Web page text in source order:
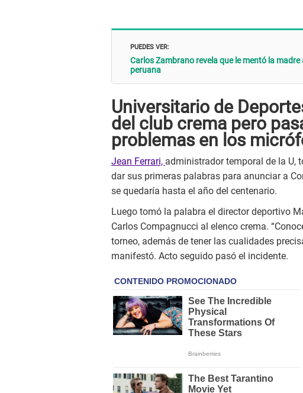
PUEDES VER:
Carlos Zambrano revela que le mentó la
peruana
Universitario de
del club crema pero
problemas en los
Jean Ferrari, administrador temporal de la U,
dar sus primeras palabras para anunciar a
se quedaría hasta el año del centenario.
Luego tomó la palabra el director deportivo
Carlos Compagnucci al elenco crema.
torneo, además de tener las cualidades
manifestó. Acto seguido pasó el incidente.